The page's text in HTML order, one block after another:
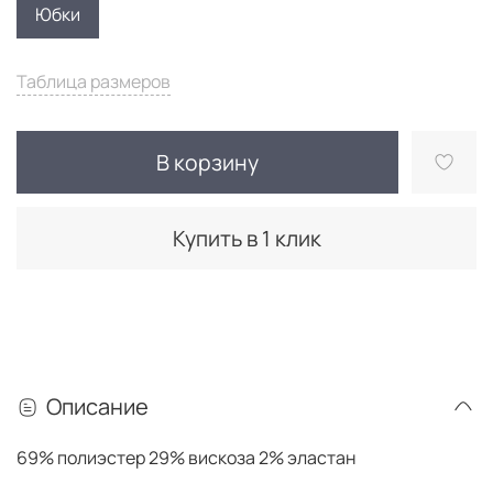
Таблица размеров
В корзину
Купить в 1 клик
Юбки
Описание
69% полиэстер 29% вискоза 2% эластан